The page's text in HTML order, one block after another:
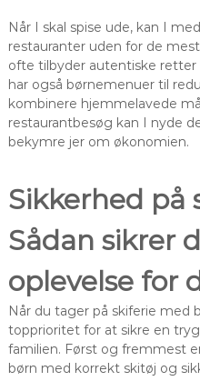
Når I skal spise ude, kan I
restauranter uden for de
ofte tilbyder autentiske retter
har også børnemenuer til
kombinere hjemmelavede
restaurantbesøg kan I nyde
bekymre jer om økonomien.
Sikkerhed på
Sådan sikrer
oplevelse for
Når du tager på skiferie med
topprioritet for at sikre en
familien. Først og fremmest
børn med korrekt skitøj og